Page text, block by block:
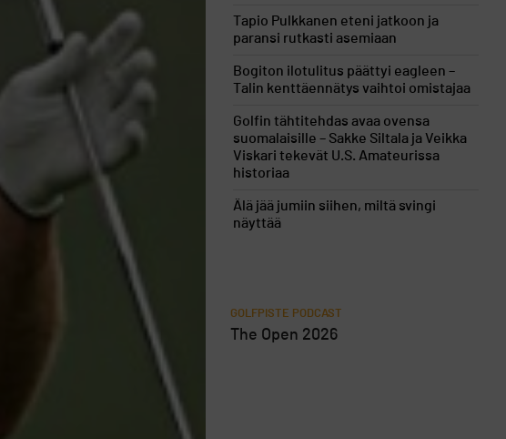
Tapio Pulkkanen eteni jatkoon ja
paransi rutkasti asemiaan
Bogiton ilotulitus päättyi eagleen –
Talin kenttäennätys vaihtoi omistajaa
Golfin tähtitehdas avaa ovensa
suomalaisille – Sakke Siltala ja Veikka
Viskari tekevät U.S. Amateurissa
historiaa
Älä jää jumiin siihen, miltä svingi
näyttää
GOLFPISTE PODCAST
The Open 2026